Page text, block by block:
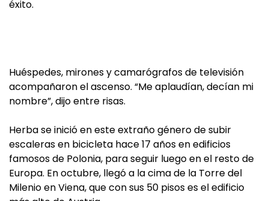
éxito.
Huéspedes, mirones y camarógrafos de televisión
acompañaron el ascenso. “Me aplaudían, decían mi
nombre”, dijo entre risas.
Herba se inició en este extraño género de subir
escaleras en bicicleta hace 17 años en edificios
famosos de Polonia, para seguir luego en el resto de
Europa. En octubre, llegó a la cima de la Torre del
Milenio en Viena, que con sus 50 pisos es el edificio